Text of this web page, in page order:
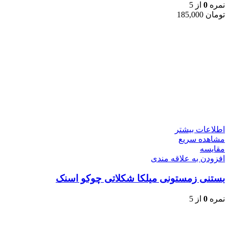
نمره 0 از 5
تومان
اطلاعات بیشتر
مشاهده سریع
مقایسه
افزودن به علاقه مندی
بستنی زمستونی میلکا شکلاتی چوکو اسنک
نمره 0 از 5